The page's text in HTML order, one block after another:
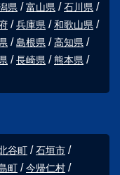
県 富山県
石川県
兵庫県
和歌山県
島根県
高知県
長崎県
熊本県
谷町
石垣市
町
今帰仁村